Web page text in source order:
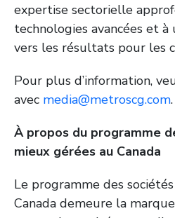
expertise sectorielle
technologies avancées et
vers les résultats pour les
Pour plus d’information,
avec media@metroscg.com.
À propos du programme
mieux gérées au Canada
Le programme des
Canada demeure la